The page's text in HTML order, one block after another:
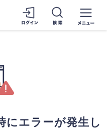
にエラーが発生し